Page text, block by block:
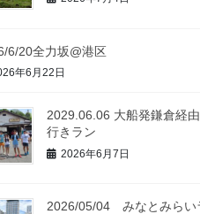
6/20全力坂@港区
年6月22日
2029.06.06 大船発鎌倉経
行きラン
2026年6月7日
2026/05/04 みなとみらい